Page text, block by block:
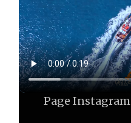
Page Instagram